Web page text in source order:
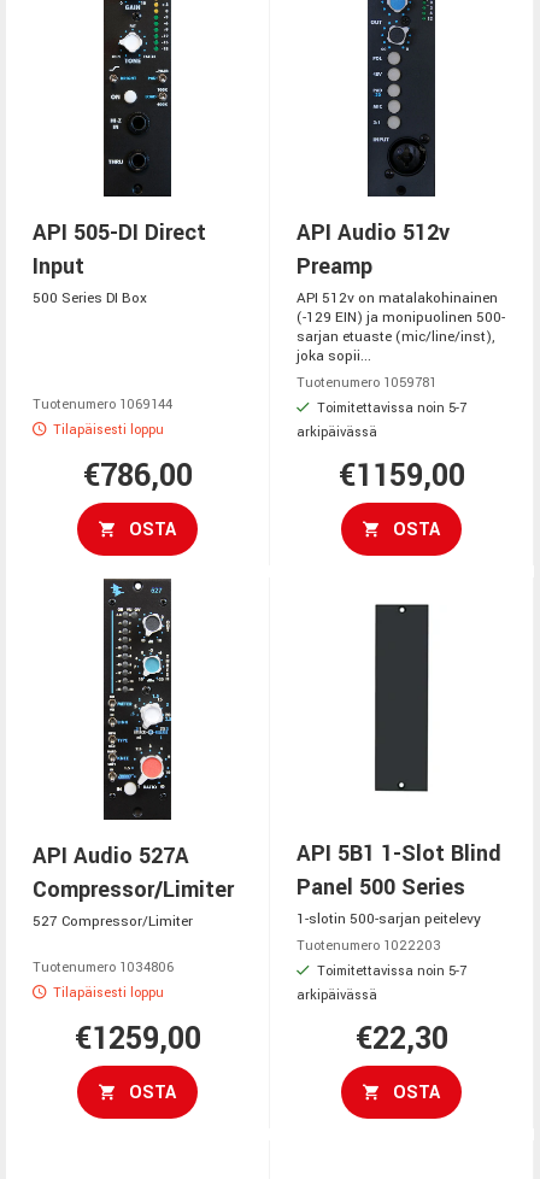
API 505-DI Direct
Input
500 Series DI Box
Tuotenumero 1069144
Tilapäisesti loppu
€786,00
OSTA
API Audio 512v
Preamp
API 512v on matalakohinainen
(-129 EIN) ja monipuolinen 500-
sarjan etuaste (mic/line/inst),
joka sopii...
Tuotenumero 1059781
Toimitettavissa noin 5-7
arkipäivässä
€1159,00
OSTA
API Audio 527A
Compressor/Limiter
527 Compressor/Limiter
Tuotenumero 1034806
Tilapäisesti loppu
€1259,00
OSTA
API 5B1 1-Slot Blind
Panel 500 Series
1-slotin 500-sarjan peitelevy
Tuotenumero 1022203
Toimitettavissa noin 5-7
arkipäivässä
€22,30
OSTA